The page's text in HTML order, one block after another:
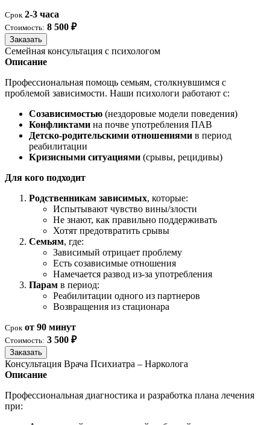
Срок 2-3 часа
Стоимость: 8 500 ₽
Заказать
Семейная консультация с психологом
Описание
Профессиональная помощь семьям, столкнувшимся с
проблемой зависимости. Наши психологи работают с:
Созависимостью (нездоровые модели поведения)
Конфликтами на почве употребления ПАВ
Детско-родительскими отношениями в период
реабилитации
Кризисными ситуациями (срывы, рецидивы)
Для кого подходит
Родственникам зависимых, которые:
Испытывают чувство вины/злости
Не знают, как правильно поддерживать
Хотят предотвратить срывы
Семьям, где:
Зависимый отрицает проблему
Есть созависимые отношения
Намечается развод из-за употребления
Парам в период:
Реабилитации одного из партнеров
Возвращения из стационара
Срок от 90 минут
Стоимость: 3 500 ₽
Заказать
Консультация Врача Психиатра – Нарколога
Описание
Профессиональная диагностика и разработка плана лечения
при: